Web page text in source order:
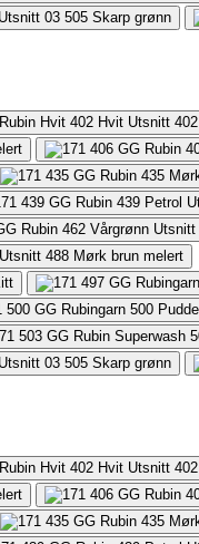
505 Skarp grønn
402
488 Mørk brun melert
505 Skarp grønn
402